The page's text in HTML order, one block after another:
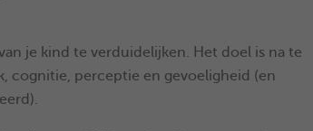
je kind te verduidelijken. Het doel is na te
cognitie, perceptie en gevoeligheid (en